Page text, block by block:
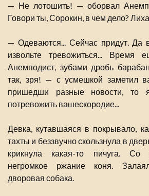
— Не лотошить! — оборвал
Говори ты, Сорокин, в чем дело?
— Одеваются... Сейчас придут. Да
извольте тревожиться... Время
Анемподист, зубами дробь
так, зря! — с усмешкой заметил
пришедши разные новости, то
потревожить вашескородие...
Девка, кутавшаяся в покрывало,
тахты и беззвучно скользнула в
крикнула какая-то пичуга. Со
негромкое ржание коня.
дворовая собака.